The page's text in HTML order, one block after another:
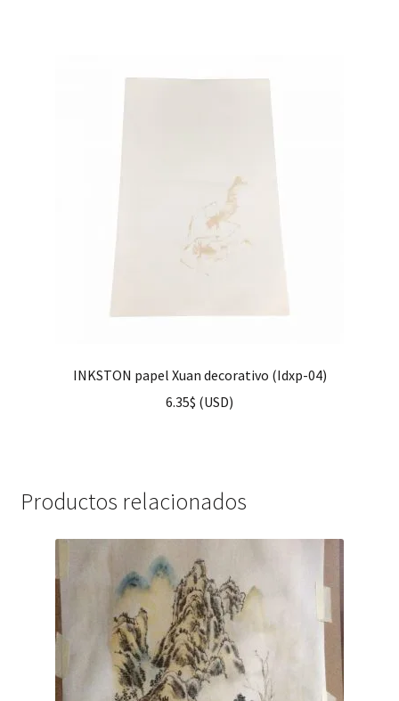
INKSTON papel Xuan decorativo (Idxp-04)
6.35$ (USD)
Productos relacionados